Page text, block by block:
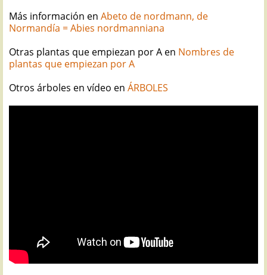
Más información en Abeto de nordmann, de
Normandía = Abies nordmanniana
Otras plantas que empiezan por A en Nombres de
plantas que empiezan por A
Otros árboles en vídeo en ÁRBOLES